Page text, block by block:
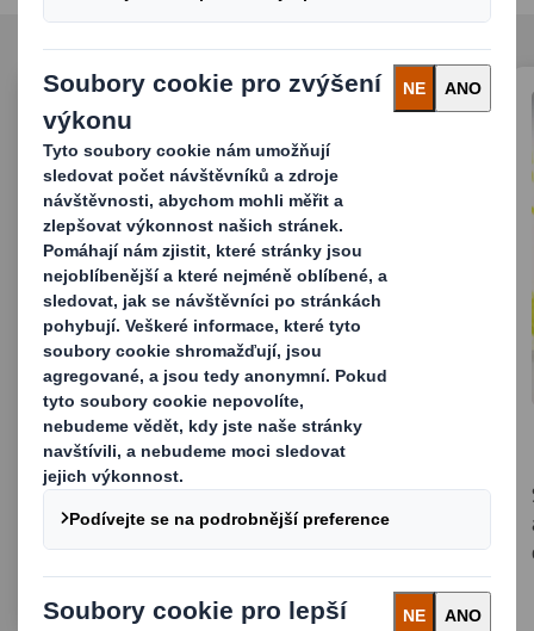
Inovativní e-commerce obal
pro teblety
Společnost Reckitt & DS Smith snížila
inovativním obalům eComm